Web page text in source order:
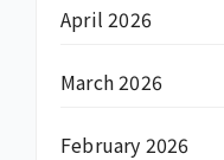
April 2026
March 2026
February 2026